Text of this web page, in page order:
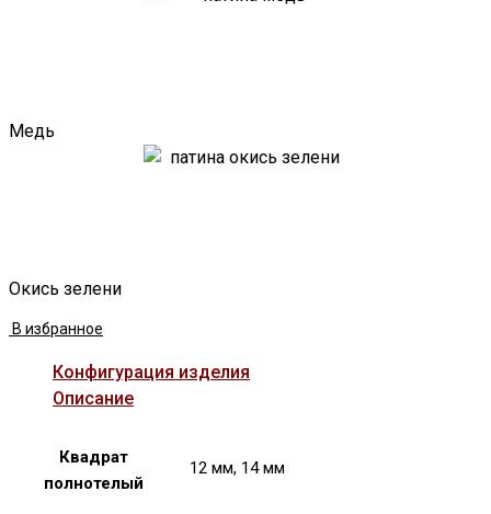
Медь
Окись зелени
В избранное
Конфигурация изделия
Описание
Квадрат
полнотелый
12 мм, 14 мм